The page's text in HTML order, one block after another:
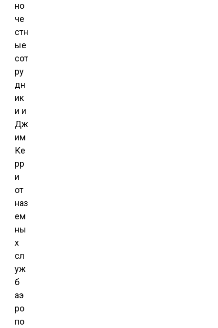
но
че
стн
ые
сот
ру
дн
ик
и и
Дж
им
Ке
рр
и
от
наз
ем
ны
х
сл
уж
б
аэ
ро
по